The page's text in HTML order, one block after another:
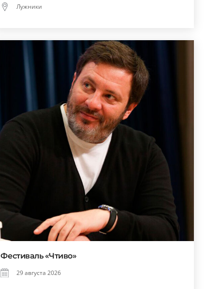
Лужники
Фестиваль «Чтиво»
29 августа 2026